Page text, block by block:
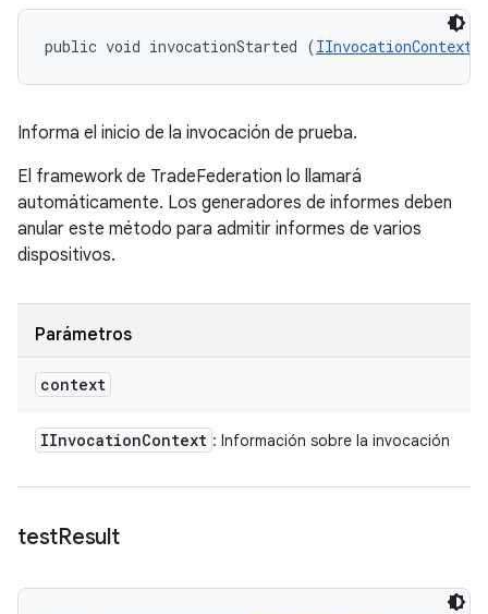
public void invocationStarted (IInvocationContext
Informa el inicio de la invocación de prueba.
El framework de TradeFederation lo llamará
automáticamente. Los generadores de informes deben
anular este método para admitir informes de varios
dispositivos.
Parámetros
context
IInvocationContext : Información sobre la invocación
testResult